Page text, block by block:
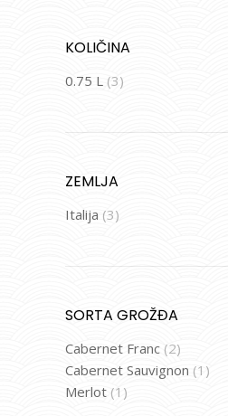
KOLIČINA
0.75 L (3)
ZEMLJA
Italija (3)
SORTA GROŽĐA
Cabernet Franc (2)
Cabernet Sauvignon (1)
Merlot (1)